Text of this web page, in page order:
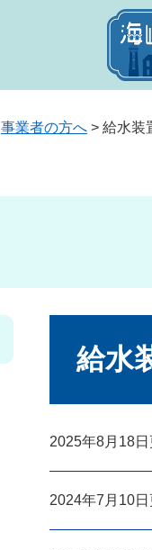
事業者の方へ > 給水装
給水
2025年8月18
2024年7月10